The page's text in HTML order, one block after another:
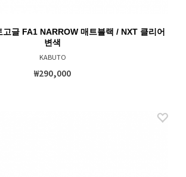
글 FA1 NARROW 매트블랙 / NXT 클리어
변색
KABUTO
₩290,000